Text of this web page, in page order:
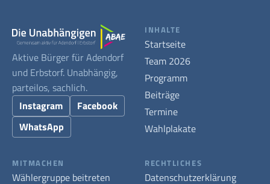
Aktive Bürger für Adendorf
und Erbstorf. Unabhängig,
parteilos, sachlich.
Instagram
Facebook
WhatsApp
INHALTE
Startseite
Team 2026
Programm
Beiträge
Termine
Wahlplakate
MITMACHEN
Wählergruppe beitreten
RECHTLICHES
Datenschutzerklärung